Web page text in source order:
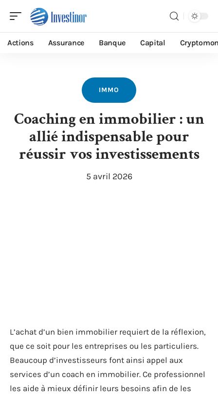
Actions Assurance Banque Capital
IMMO
Coaching en immobilier : un
allié indispensable pour
réussir vos investissements
5 avril 2026
L’achat d’un bien immobilier requiert de la réflexion,
que ce soit pour les entreprises ou les particuliers.
Beaucoup d’investisseurs font ainsi appel aux
services d’un coach en immobilier. Ce professionnel
les aide à mieux définir leurs besoins afin de les